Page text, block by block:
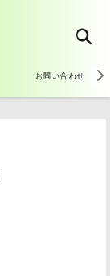
お問い合わせ